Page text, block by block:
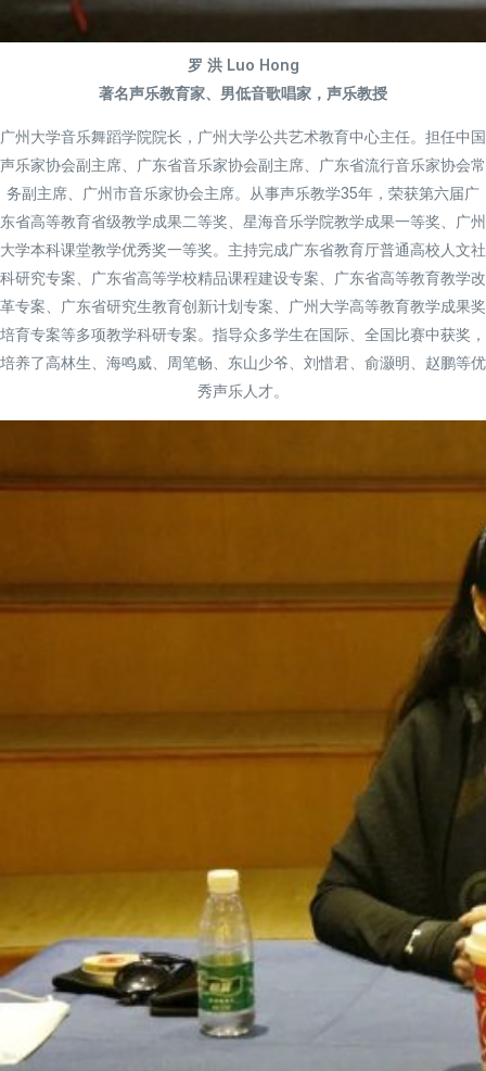
罗 洪 Luo Hong
著名声乐教育家、男低音歌唱家，声乐教授
广州大学音乐舞蹈学院院长，广州大学公共艺术教育中心主任。担任中国
声乐家协会副主席、广东省音乐家协会副主席、广东省流行音乐家协会常
务副主席、广州市音乐家协会主席。从事声乐教学35年，荣获第六届广
东省高等教育省级教学成果二等奖、星海音乐学院教学成果一等奖、广州
大学本科课堂教学优秀奖一等奖。主持完成广东省教育厅普通高校人文社
科研究专案、广东省高等学校精品课程建设专案、广东省高等教育教学改
革专案、广东省研究生教育创新计划专案、广州大学高等教育教学成果奖
培育专案等多项教学科研专案。指导众多学生在国际、全国比赛中获奖，
培养了高林生、海鸣威、周笔畅、东山少爷、刘惜君、俞灏明、赵鹏等优
秀声乐人才。